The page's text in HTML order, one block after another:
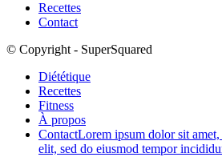
Recettes
Contact
© Copyright - SuperSquared
Diététique
Recettes
Fitness
À propos
ContactLorem ipsum dolor sit
elit, sed do eiusmod tempor